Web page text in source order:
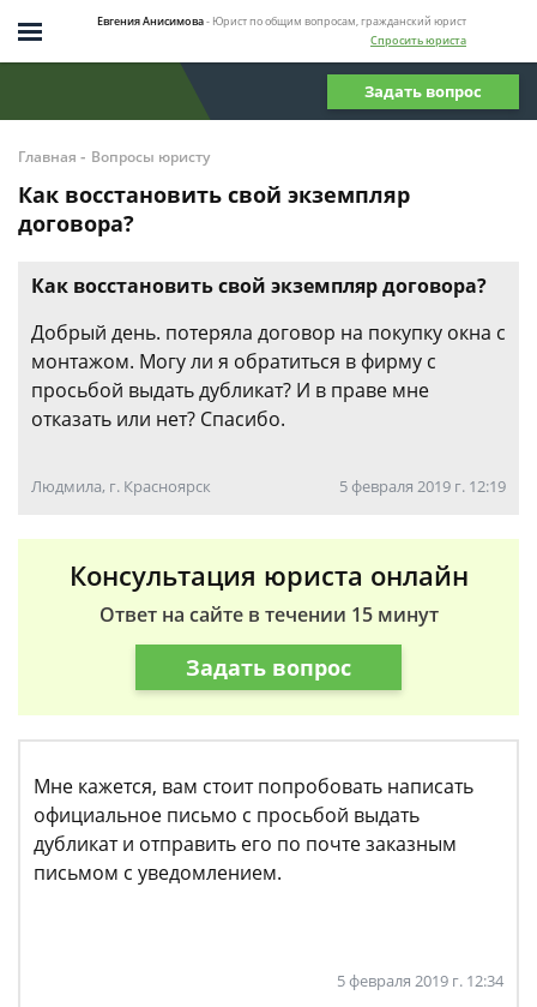
Евгения Анисимова- Юрист по общим вопросам, гражданский юрист
Спросить юриста
Задать вопрос
Главная - Вопросы юристу
Как восстановить свой экземпляр
договора?
Как восстановить свой экземпляр договора?
Добрый день. потеряла договор на покупку окна с
монтажом. Могу ли я обратиться в фирму с
просьбой выдать дубликат? И в праве мне
отказать или нет? Спасибо.
Людмила, г. Красноярск 5 февраля 2019 г. 12:19
Консультация юриста онлайн
Ответ на сайте в течении 15 минут
Задать вопрос
Мне кажется, вам стоит попробовать написать
официальное письмо с просьбой выдать
дубликат и отправить его по почте заказным
письмом с уведомлением.
5 февраля 2019 г. 12:34